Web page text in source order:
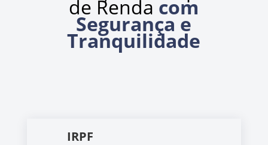
de Renda com
Segurança e
Tranquilidade
IRPF